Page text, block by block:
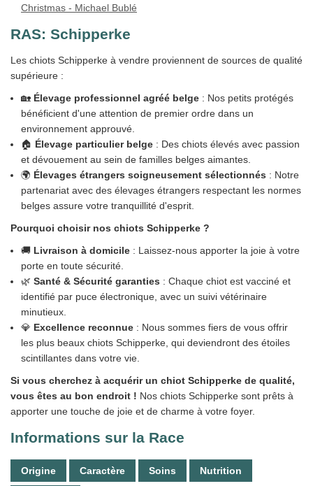
Christmas - Michael Bublé
RAS: Schipperke
Les chiots Schipperke à vendre proviennent de sources de qualité
supérieure :
🏡 Élevage professionnel agréé belge : Nos petits protégés
bénéficient d'une attention de premier ordre dans un
environnement approuvé.
🏠 Élevage particulier belge : Des chiots élevés avec passion
et dévouement au sein de familles belges aimantes.
🌍 Élevages étrangers soigneusement sélectionnés : Notre
partenariat avec des élevages étrangers respectant les normes
belges assure votre tranquillité d'esprit.
Pourquoi choisir nos chiots Schipperke ?
🚚 Livraison à domicile : Laissez-nous apporter la joie à votre
porte en toute sécurité.
🌿 Santé & Sécurité garanties : Chaque chiot est vacciné et
identifié par puce électronique, avec un suivi vétérinaire
minutieux.
💎 Excellence reconnue : Nous sommes fiers de vous offrir
les plus beaux chiots Schipperke, qui deviendront des étoiles
scintillantes dans votre vie.
Si vous cherchez à acquérir un chiot Schipperke de qualité,
vous êtes au bon endroit ! Nos chiots Schipperke sont prêts à
apporter une touche de joie et de charme à votre foyer.
Informations sur la Race
Origine Caractère Soins Nutrition